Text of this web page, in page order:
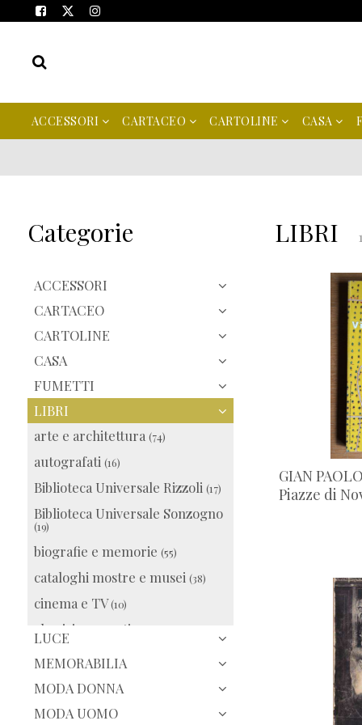
ACCESSORI CARTACEO CARTOLINE CASA
Categorie
ACCESSORI
CARTACEO
CARTOLINE
CASA
FUMETTI
LIBRI
arte e architettura (74)
autografati (16)
Biblioteca Universale Rizzoli (17)
Biblioteca Universale Sonzogno
(19)
biografie e memorie (55)
cataloghi mostre e musei (38)
cinema e TV(10)
classici e narrativa
cucina (9)
dizionari e lingue
edizione fuori commercio
LUCE
MEMORABILIA
MODA DONNA
MODA UOMO
LIBRI
GIAN
Piazze di